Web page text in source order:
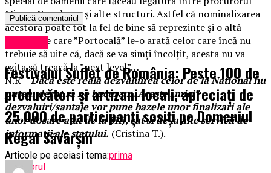
Mircea Negulescu și alte structuri. Astfel că nominalizarea
acestora poate tot la fel de bine să reprezinte și o altă
”pisică” pe care ”Portocală” le-o arată celor care încă nu
trebuie să uite că, dacă se va simți încolțit, acesta nu va
ezita să treacă la ”next level”…
N.R –Daca este reala dezvaluirea celor de la National nu
putem decat sa ne bucuram. Aceste „mici”
dezvaluiri/santaje vor pune bazele unor finalizari ale
unor dosare atat de la SIIJ, cat si de la alte servicii de
informatii ale statului. (Cristina T.).
Articole pe aceiasi tema:prima
Urmatorul
Festivalul Suflet de România: Peste 100 de
producători și artizani locali, apreciați de
25.000 de participanți sosiți pe Domeniul
Regal Săvârșin